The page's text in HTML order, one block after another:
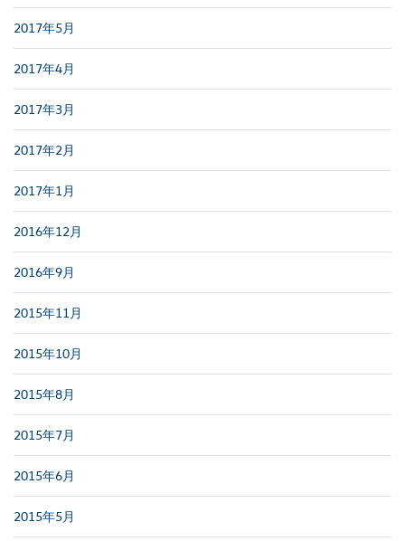
2017年5月
2017年4月
2017年3月
2017年2月
2017年1月
2016年12月
2016年9月
2015年11月
2015年10月
2015年8月
2015年7月
2015年6月
2015年5月